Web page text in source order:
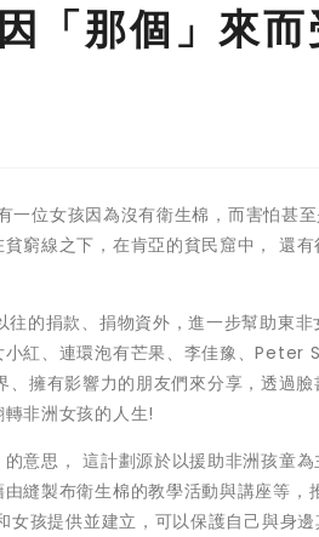
「那個」來而
位女孩因為沒有衛生棉，而害怕甚
窮線之下，在肯亞的貧民窟中， 還
的捐款、捐物資外，進一步幫助東非
紅、連環泡有芒果、李佳豫、
擁有影響力的朋友們來分享，透過臉
非洲女孩的人生!
意思， 這計劃源於以援助非洲孩童為
縫製布衛生棉的教學活動與講座等，
孩提供並建立，可以保護自己與身